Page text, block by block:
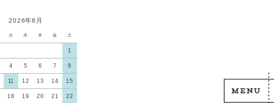
2026年8月
火 水 木 金 土
1
4 5 6 7 8
11 12 13 14 15
18 19 20 21 22